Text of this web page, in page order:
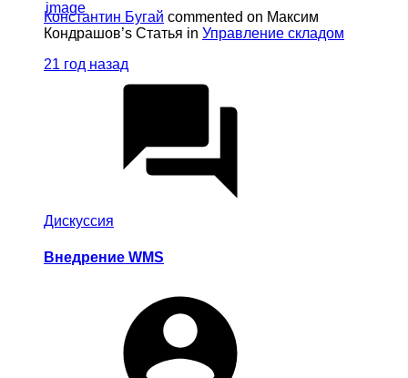
Константин Бугай commented on Максим
Кондрашов’s Статья in Управление складом
21 год назад
Дискуссия
Внедрение WMS